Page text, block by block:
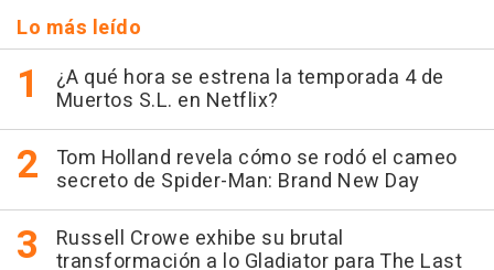
Lo más leído
¿A qué hora se estrena la temporada 4 de
Muertos S.L. en Netflix?
Tom Holland revela cómo se rodó el cameo
secreto de Spider-Man: Brand New Day
Russell Crowe exhibe su brutal
transformación a lo Gladiator para The Last